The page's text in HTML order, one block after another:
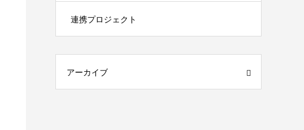
連携プロジェクト
アーカイブ